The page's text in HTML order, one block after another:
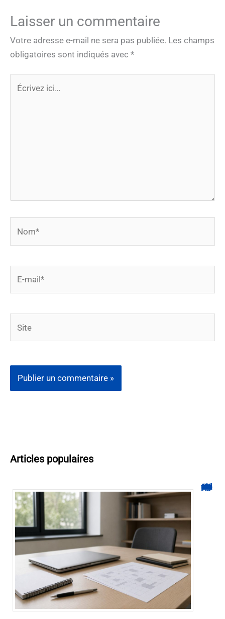
Laisser un commentaire
Votre adresse e-mail ne sera pas publiée. Les champs
obligatoires sont indiqués avec *
Articles populaires
Hyperplanning INSA CVL : comment suivre votre planning ?